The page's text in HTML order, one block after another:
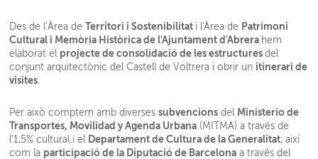
Des de l’Àrea deTerritori i Sostenibilitat i l'Àrea de Patrimoni
Cultural i Memòria Històrica de l'Ajuntament d'Abrera hem
elaborat el projecte de consolidació de les estructuresdel
conjunt arquitectònic del Castell de Voltrera i obrir un itinerari de
visites
Per això comptem amb diversessubvencions del Ministerio de
Transportes, Movilidad y Agenda Urbana (MITMA) a través de
l’1,5% cultural i el
Departament de Cultura de la Generalitat, així
com la participació de la Diputació de Barcelona a través del